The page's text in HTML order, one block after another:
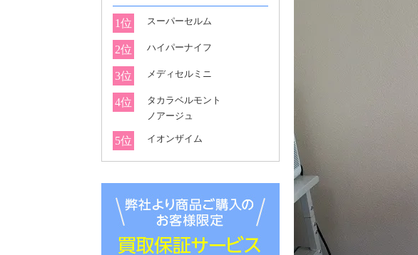
1位 スーパーセルム
2位 ハイパーナイフ
3位 メディセルミニ
4位
タカラベルモント
ノアージュ
5位 イオンザイム